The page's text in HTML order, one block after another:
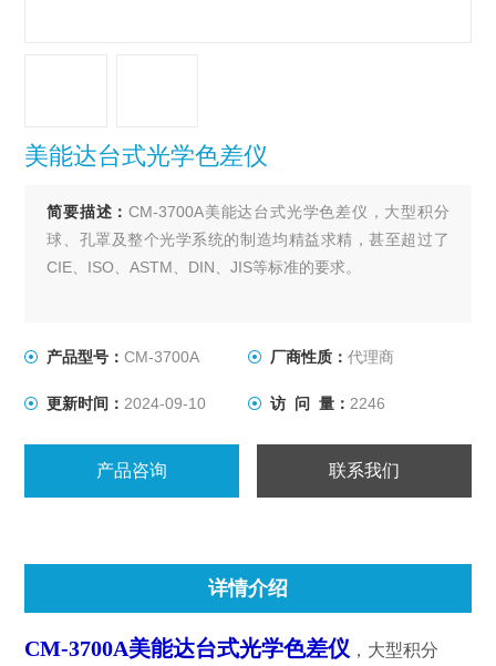
美能达台式光学色差仪
简要描述：CM-3700A美能达台式光学色差仪，大型积分
球、孔罩及整个光学系统的制造均精益求精，甚至超过了
CIE、ISO、ASTM、DIN、JIS等标准的要求。
产品型号：CM-3700A 厂商性质： 代理商
更新时间： 2024-09-10 访 问 量： 2246
产品咨询 联系我们
详情介绍
CM-3700A美能达台式光学色差仪 ，大型积分